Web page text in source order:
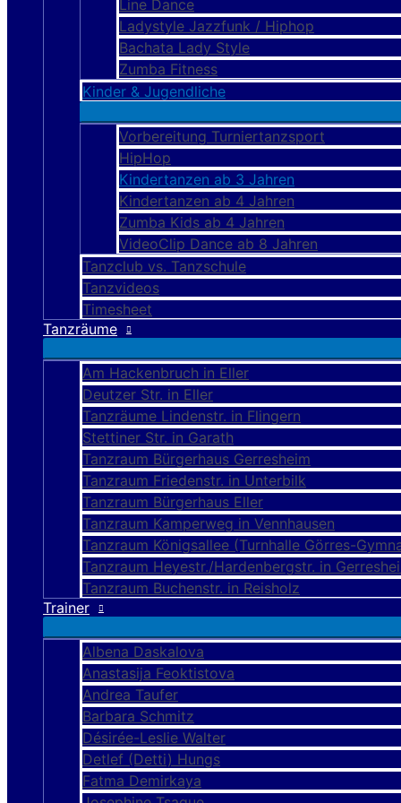
Line Dance
Ladystyle Jazzfunk / Hiphop
Bachata Lady Style
Zumba Fitness
Kinder & Jugendliche
Vorbereitung Turniertanzsport
HipHop
Kindertanzen ab 3 Jahren
Kindertanzen ab 4 Jahren
Zumba Kids ab 4 Jahren
VideoClip Dance ab 8 Jahren
Tanzclub vs. Tanzschule
Tanzvideos
Timesheet
Tanzräume
Am Hackenbruch in Eller
Deutzer Str. in Eller
Tanzräume Lindenstr. in Flingern
Stettiner Str. in Garath
Tanzraum Bürgerhaus Gerresheim
Tanzraum Friedenstr. in Unterbilk
Tanzraum Bürgerhaus Eller
Tanzraum Kamperweg in Vennhausen
Tanzraum Königsallee (Turnhalle Görres-
Tanzraum Heyestr./Hardenbergstr. in
Tanzraum Buchenstr. in Reisholz
Trainer
Albena Daskalova
Anastasija Feoktistova
Andrea Taufer
Barbara Schmitz
Désirée-Leslie Walter
Detlef (Detti) Hungs
Fatma Demirkaya